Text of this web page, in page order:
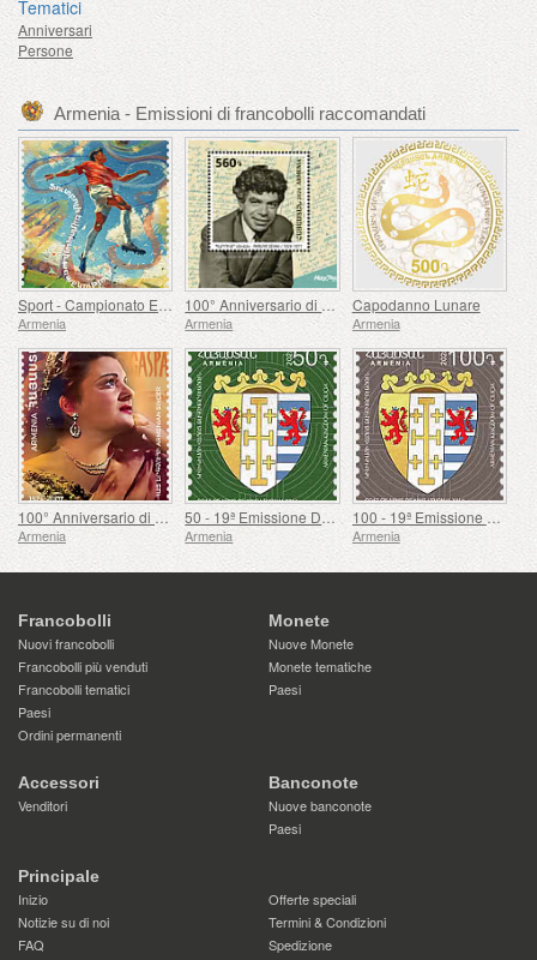
Tematici
Anniversari
Persone
Armenia - Emissioni di francobolli raccomandati
Sport - Campionato Europeo di Calcio, Euro
Armenia
100° Anniversario di Paruyr Sevak
Armenia
Capodanno Lunare
Armenia
100° Anniversario di Gohar Gasparyan
Armenia
50 - 19ª Emissione Definitiva, Stemmi Armeni
Armenia
100 - 19ª Emissione Definitiva, Stemmi Armeni
Armenia
Francobolli
Nuovi francobolli
Francobolli più venduti
Francobolli tematici
Paesi
Ordini permanenti
Monete
Nuove Monete
Monete tematiche
Paesi
Accessori
Venditori
Banconote
Nuove banconote
Paesi
Principale
Inizio
Offerte speciali
Notizie su di noi
Termini & Condizioni
FAQ
Spedizione